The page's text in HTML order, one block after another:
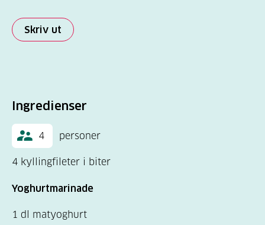
Skriv ut
Ingredienser
4 personer
4 kyllingfileter i biter
Yoghurtmarinade
1 dl matyoghurt